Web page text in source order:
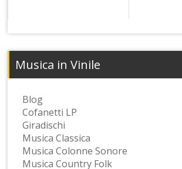
Musica in Vinile
Blog
Cofanetti LP
Giradischi
Musica Classica
Musica Colonne Sonore
Musica Country Folk